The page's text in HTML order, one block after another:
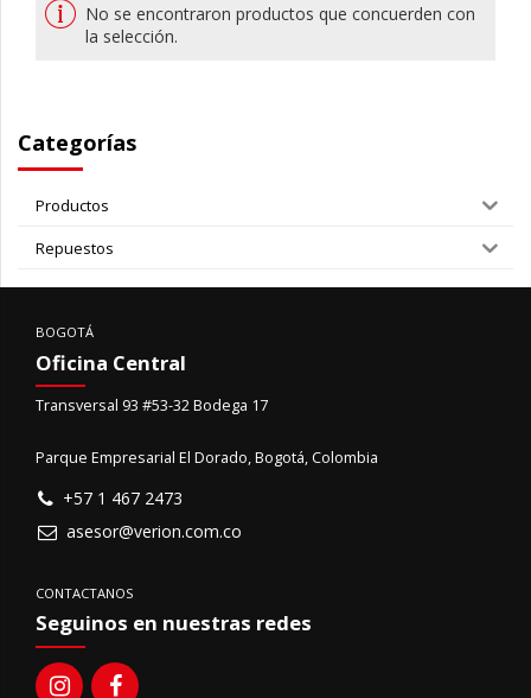
No se encontraron productos que concuerden con
la selección.
Categorías
Productos
Repuestos
BOGOTÁ
Oficina Central
Transversal 93 #53-32 Bodega 17
Parque Empresarial El Dorado, Bogotá, Colombia
+57 1 467 2473
asesor@verion.com.co
CONTACTANOS
Seguinos en nuestras redes